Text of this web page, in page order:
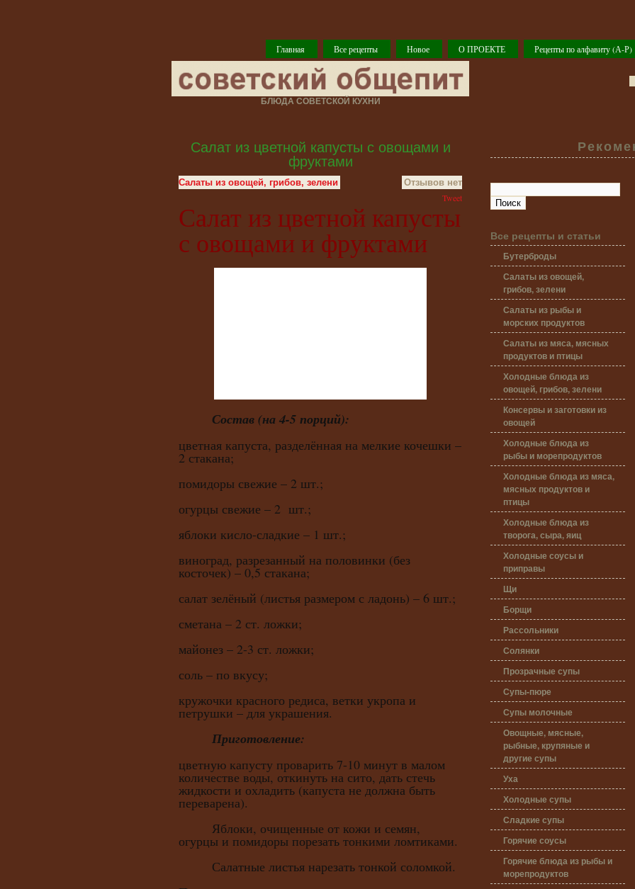
Главная Все рецепты Новое О ПРОЕКТЕ Рецепты по алфавиту (А-Р)
БЛЮДА СОВЕТСКОЙ КУХНИ
Салат из цветной капусты с овощами и
фруктами
Салаты из овощей, грибов, зелени Отзывов нет
Tweet
Салат из цветной капусты
с овощами и фруктами
Состав (на 4-5 порций):
цветная капуста, разделённая на мелкие кочешки –
2 стакана;
помидоры свежие – 2 шт.;
огурцы свежие – 2 шт.;
яблоки кисло-сладкие – 1 шт.;
виноград, разрезанный на половинки (без
косточек) – 0,5 стакана;
салат зелёный (листья размером с ладонь) – 6 шт.;
сметана – 2 ст. ложки;
майонез – 2-3 ст. ложки;
соль – по вкусу;
кружочки красного редиса, ветки укропа и
петрушки – для украшения.
Приготовление:
цветную капусту проварить 7-10 минут в малом
количестве воды, откинуть на сито, дать стечь
жидкости и охладить (капуста не должна быть
переварена).
Яблоки, очищенные от кожи и семян,
огурцы и помидоры порезать тонкими ломтиками.
Салатные листья нарезать тонкой соломкой.
Все рецепты и статьи
Бутерброды
Салаты из овощей,
грибов, зелени
Салаты из рыбы и
морских продуктов
Салаты из мяса, мясных
продуктов и птицы
Холодные блюда из
овощей, грибов, зелени
Консервы и заготовки из
овощей
Холодные блюда из
рыбы и морепродуктов
Холодные блюда из мяса,
мясных продуктов и
птицы
Холодные блюда из
творога, сыра, яиц
Холодные соусы и
приправы
Щи
Борщи
Рассольники
Солянки
Прозрачные супы
Супы-пюре
Супы молочные
Овощные, мясные,
рыбные, крупяные и
другие супы
Уха
Холодные супы
Сладкие супы
Горячие соусы
Горячие блюда из рыбы и
морепродуктов